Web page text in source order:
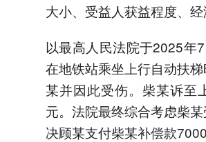
大小、受益人获益程度、经
以最高人民法院于2025年
在地铁站乘坐上行自动扶
某并因此受伤。柴某诉至
元。法院最终综合考虑柴
决顾某支付柴某补偿款7000